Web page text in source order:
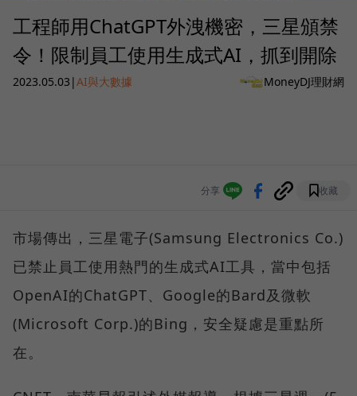
工程師用ChatGPT外洩機密，三星頒禁
令！限制員工使用生成式AI，抓到開除
2023.05.03 |AI與大數據 MoneyDJ理財網
分享 收藏
市場傳出，三星電子(Samsung Electronics Co.)
已禁止員工使用熱門的生成式AI工具，當中包括
OpenAI的ChatGPT、Google的Bard及微軟
(Microsoft Corp.)的Bing，安全疑慮是重點所
在。